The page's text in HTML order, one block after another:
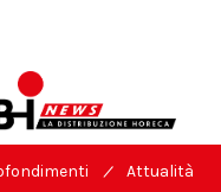
/ Attualità